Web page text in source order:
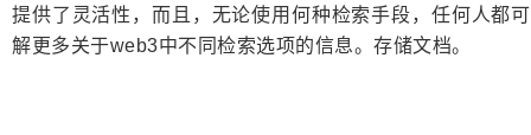
提供了灵活性，而且，无论使用何种检索手段，任何人都
解更多关于web3中不同检索选项的信息。存储文档。